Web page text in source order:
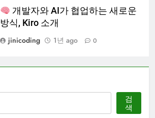
개발자와 AI가 협업하는 새로운
방식, Kiro 소개
jinicoding
1년 ago 0
검
색